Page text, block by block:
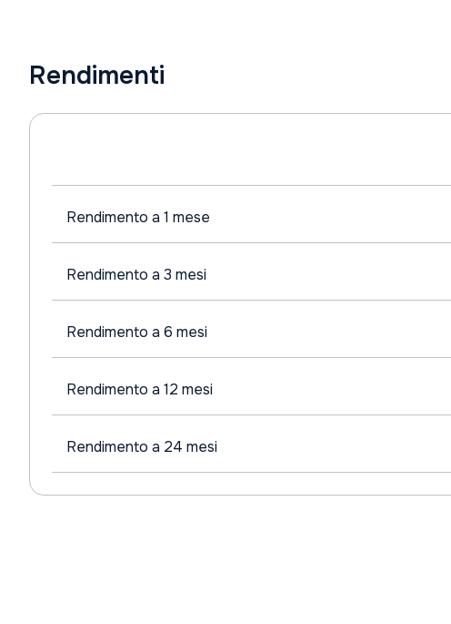
Rendimenti
Rendimento a 1 mese
Rendimento a 3 mesi
Rendimento a 6 mesi
Rendimento a 12 mesi
Rendimento a 24 mesi